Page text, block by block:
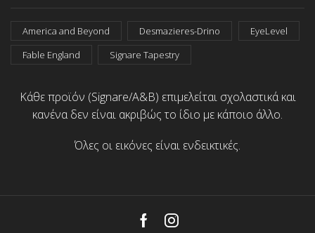
America and Beyond Desmazieres-Drino
EyeLevel
Fable England
Signare Tapestry
Κάθε προϊόν (Signare/A&B) επιμελείται σχολαστικά και
κανένα δεν είναι ακριβώς το ίδιο με κάποιο άλλο.
Όλες οι εικόνες είναι ενδεικτικές.